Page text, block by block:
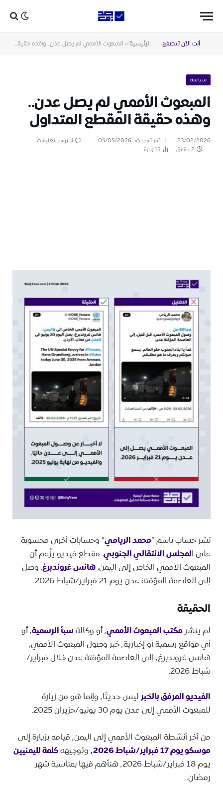
أنت الآن تتصفح: الرئيسية » المبعوث الأممي لم يصل عدن.. وهذه حقيقة المقطع المتداول
سياسة
المبعوث الأممي لم يصل عدن..
وهذه حقيقة المقطع المتداول
23/02/2026 آخر تحديث: 05/05/2026
لا توجد تعليقات
2 دقائق
15زيارة
نشر حساب باسم “محمد الريامي” وحسابات أخرى محسوبة
على المجلس الانتقالي الجنوبي، مقطع فيديو يزُعم أن
المبعوث الأممي الخاص إلى اليمن،هانس غروندبرغ، وصل
إلى العاصمة المؤقتة عدن يوم 21 فبراير/شباط 2026.
الحقيقة
لم ينشرمكتب المبعوث الأممي٬ أو وكالة سبأ الرسمية ٬ أو
أي مواقع رسمية أو إخبارية٬ خبر وصول المبعوث الأممي٬
هانس غروندبرغ٬ إلى العاصمة المؤقتة عدن خلال فبراير/
شباط 2026.
الفيديو المرفق بالخبر
ليس حديثًا٬ وإنما هو من زيارة
للمبعوث الأممي إلى عدن يوم 30 يونيو/حزيران 2025.
من آخر أنشطة المبعوث الأممي إلى اليمن٬ قيامه بزيارة إلى
موسكو يوم 17 فبراير/شباط ٬2026 وتوجيههكلمة لليمنيين
يوم 18 فبراير/شباط ٬2026 هنأهم فيها بمناسبة شهر
رمضان.